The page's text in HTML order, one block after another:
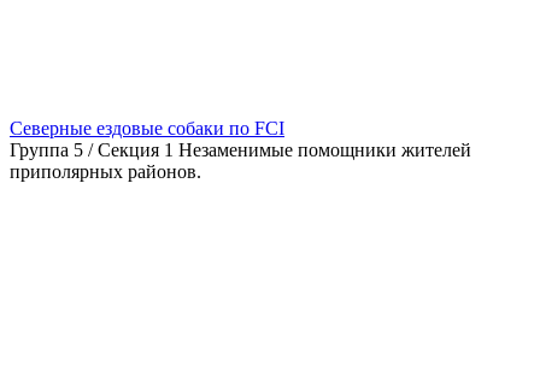
Северные ездовые собаки по FCI
Группа 5 / Секция 1 Незаменимые помощники жителей
приполярных районов.